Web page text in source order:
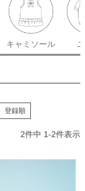
ニマルト
ゼブラ
ー
〜
キャミソール
登録順
2件中 1-2件表示